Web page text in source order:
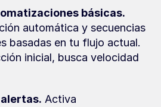
básicas.
automática y secuencias
basadas en tu flujo actual.
inicial, busca velocidad
Activa